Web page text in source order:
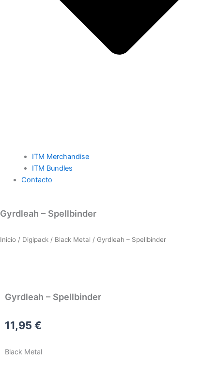
ITM Merchandise
ITM Bundles
Contacto
Gyrdleah – Spellbinder
Inicio / Digipack / Black Metal / Gyrdleah – Spellbinder
Gyrdleah – Spellbinder
11,95 €
Black Metal